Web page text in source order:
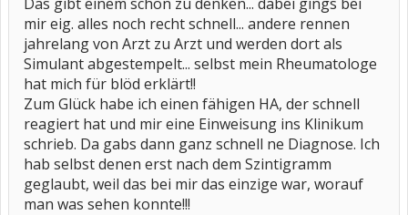
mir eig. alles noch recht schnell... andere rennen
jahrelang von Arzt zu Arzt und werden dort als
Simulant abgestempelt... selbst mein Rheumatologe
hat mich für blöd erklärt!!
Zum Glück habe ich einen fähigen HA, der schnell
reagiert hat und mir eine Einweisung ins Klinikum
schrieb. Da gabs dann ganz schnell ne Diagnose. Ich
hab selbst denen erst nach dem Szintigramm
geglaubt, weil das bei mir das einzige war, worauf
man was sehen konnte!!!